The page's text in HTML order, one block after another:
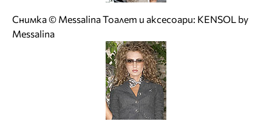
Снимка © Messalina Тоалет и аксесоари: KENSOL by
Messalina